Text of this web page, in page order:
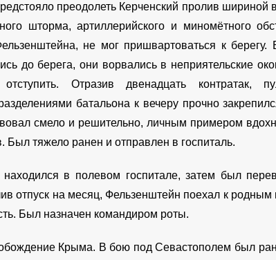
преодолеть Керченский пролив шириной
шторма, артиллерийского и миномётного
не мог пришвартоваться к
до берега, они ворвались в неприятельские
Отразив двенадцать контратак,
батальона к вечеру прочно
смело и решительно, личным примером
Был тяжело ранен и отправлен в госпиталь.
в полевом госпитале, затем был
отпуск на месяц, Фельзенштейн поехал к
Был назначен командиром роты.
Крыма. В бою под Севастополем был